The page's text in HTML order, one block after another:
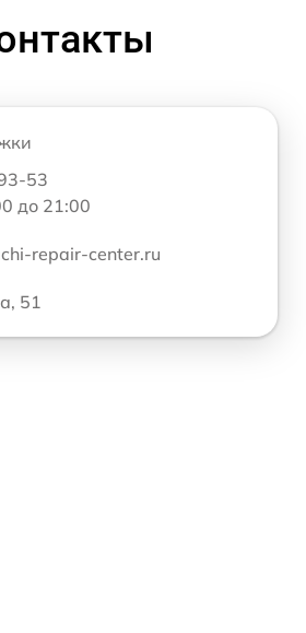
53
до 21:00
repair-center.ru
51